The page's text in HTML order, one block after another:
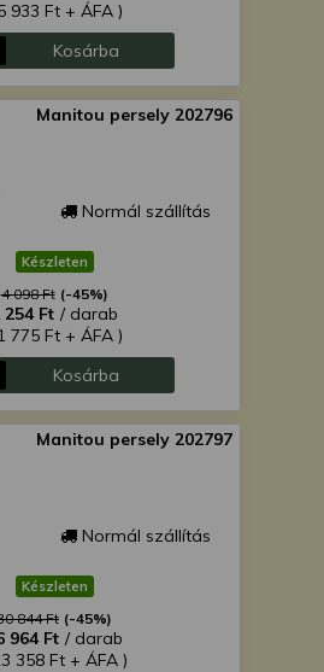
933 Ft + ÁFA )
Kosárba
Manitou persely 202796
Normál szállítás
Készleten
4 098 Ft (-45%)
254 Ft / darab
775 Ft + ÁFA )
Kosárba
Manitou persely 202797
Normál szállítás
Készleten
844 Ft (-45%)
964 Ft / darab
358 Ft + ÁFA )